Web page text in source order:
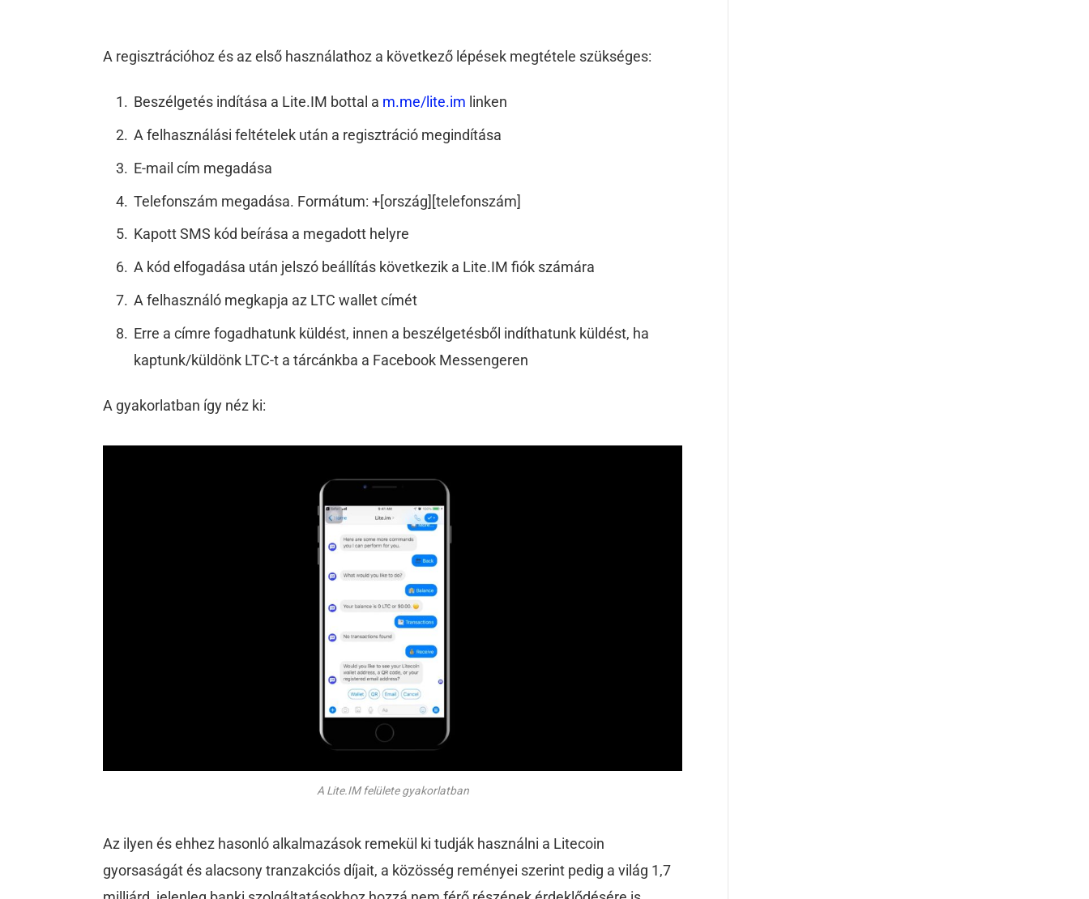
A regisztrációhoz és az első használathoz a következő lépések megtétele szükséges:
Beszélgetés indítása a Lite.IM bottal a m.me/lite.im linken
A felhasználási feltételek után a regisztráció megindítása
E-mail cím megadása
Telefonszám megadása. Formátum: +[ország][telefonszám]
Kapott SMS kód beírása a megadott helyre
A kód elfogadása után jelszó beállítás következik a Lite.IM fiók számára
A felhasználó megkapja az LTC wallet címét
Erre a címre fogadhatunk küldést, innen a beszélgetésből indíthatunk küldést, ha
kaptunk/küldönk LTC-t a tárcánkba a Facebook Messengeren
A gyakorlatban így néz ki:
A Lite.IM felülete gyakorlatban
Az ilyen és ehhez hasonló alkalmazások remekül ki tudják használni a Litecoin
gyorsaságát és alacsony tranzakciós díjait, a közösség reményei szerint pedig a világ 1,7